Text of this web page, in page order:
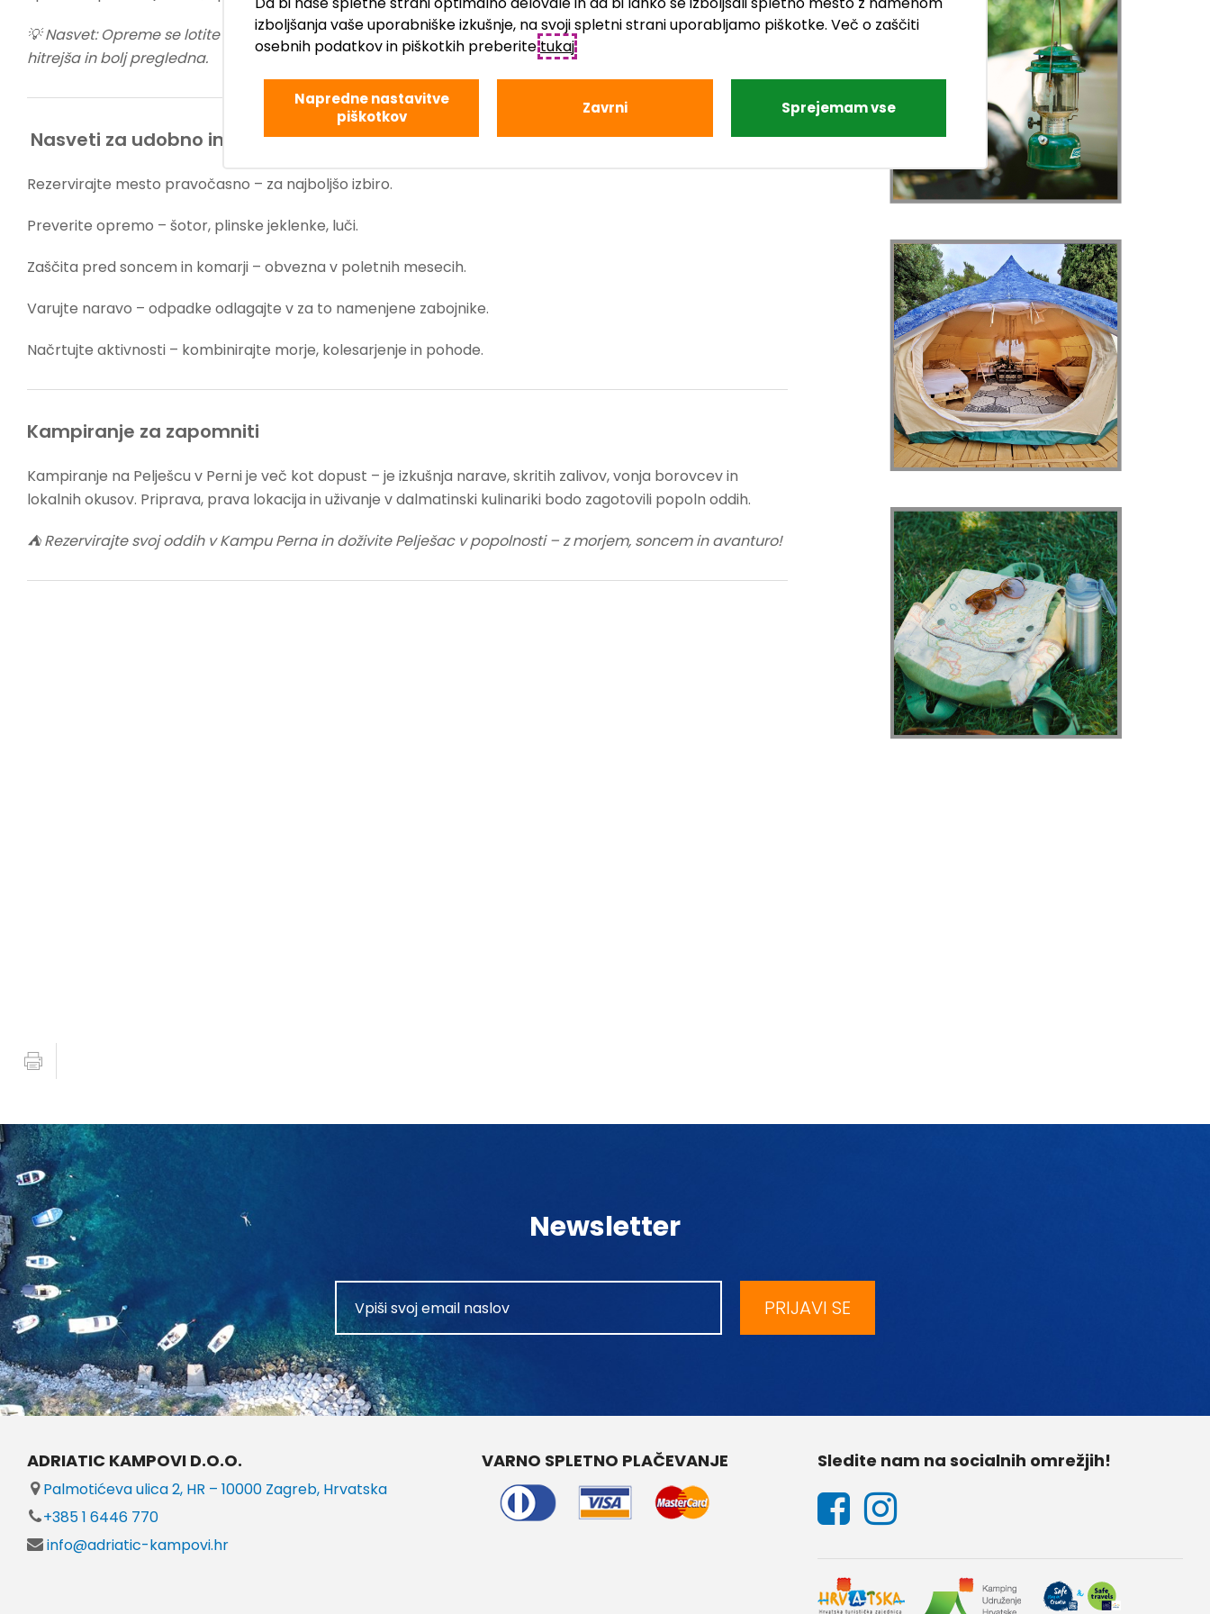
💡 Nasvet: Opreme se lotite organizirano – zapakirajte jo v škatle ali vreče. Tako bo postavitev kampa
hitrejša in bolj pregledna.
Nasveti za udobno in varno kampiranje
Rezervirajte mesto pravočasno – za najboljšo izbiro.
Preverite opremo – šotor, plinske jeklenke, luči.
Zaščita pred soncem in komarji – obvezna v poletnih mesecih.
Varujte naravo – odpadke odlagajte v za to namenjene zabojnike.
Načrtujte aktivnosti – kombinirajte morje, kolesarjenje in pohode.
Kampiranje za zapomniti
Kampiranje na Pelješcu v Perni je več kot dopust – je izkušnja narave, skritih zalivov, vonja borovcev in
lokalnih okusov. Priprava, prava lokacija in uživanje v dalmatinski kulinariki bodo zagotovili popoln oddih.
⛺ Rezervirajte svoj oddih v Kampu Perna in doživite Pelješac v popolnosti – z morjem, soncem in avanturo!
Newsletter
PRIJAVI SE
ADRIATIC KAMPOVI D.O.O.
Palmotićeva ulica 2, HR – 10000 Zagreb, Hrvatska
+385 1 6446 770
info@adriatic-kampovi.hr
VARNO SPLETNO PLAČEVANJE Sledite nam na socialnih omrežjih!
izboljšanja vaše uporabniške izkušnje, na svoji spletni strani uporabljamo piškotke. Več o zaščiti
osebnih podatkov in piškotkih preberitetukaj.
Napredne nastavitve
piškotkov
Zavrni Sprejemam vse